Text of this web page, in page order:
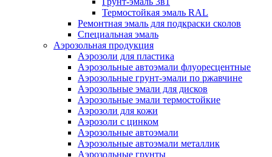
Термостойкая эмаль RAL
Ремонтная эмаль для подкраски сколов
Специальная эмаль
Аэрозольная продукция
Аэрозоли для пластика
Аэрозольные автоэмали флуоресцентные
Аэрозольные грунт-эмали по ржавчине
Аэрозольные эмали для дисков
Аэрозольные эмали термостойкие
Аэрозоли для кожи
Аэрозоли с цинком
Аэрозольные автоэмали
Аэрозольные автоэмали металлик
Аэрозольные грунты